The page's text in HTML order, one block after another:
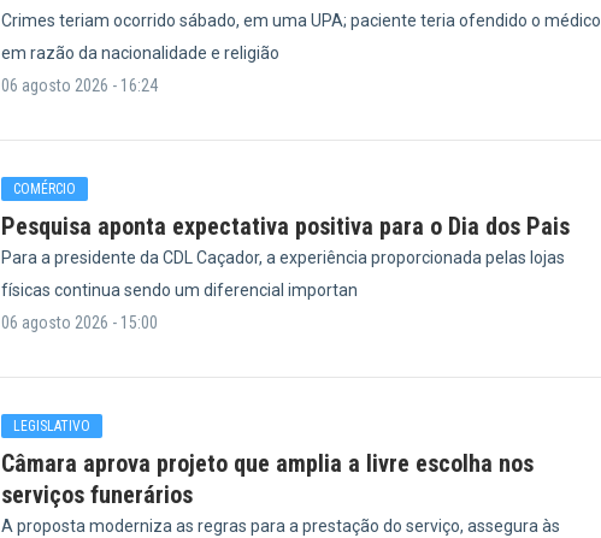
Crimes teriam ocorrido sábado, em uma UPA; paciente teria ofendido o médico
em razão da nacionalidade e religião
06 agosto 2026 - 16:24
COMÉRCIO
Pesquisa aponta expectativa positiva para o Dia dos Pais
Para a presidente da CDL Caçador, a experiência proporcionada pelas lojas
físicas continua sendo um diferencial importan
06 agosto 2026 - 15:00
LEGISLATIVO
Câmara aprova projeto que amplia a livre escolha nos
serviços funerários
A proposta moderniza as regras para a prestação do serviço, assegura às